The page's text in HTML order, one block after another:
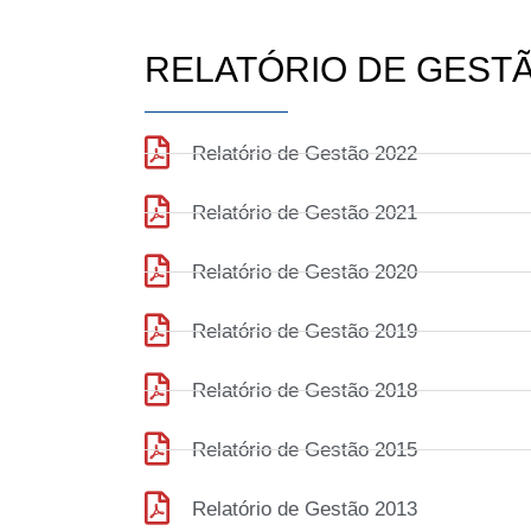
RELATÓRIO DE
Relatório de Gestão 2022
Relatório de Gestão 2021
Relatório de Gestão 2020
Relatório de Gestão 2019
Relatório de Gestão 2018
Relatório de Gestão 2015
Relatório de Gestão 2013